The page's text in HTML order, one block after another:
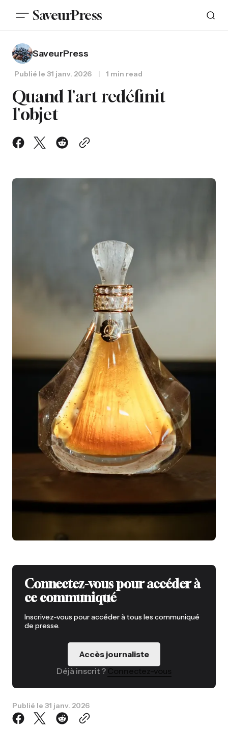
SaveurPress
SaveurPress
Publié le 31 janv. 2026 1 min read
Quand l'art redéfinit
l'objet
Connectez-vous pour accéder à
ce communiqué
Inscrivez-vous pour accéder à tous les communiqué
de presse.
Accès journaliste
Déjà inscrit ?
Publié le 31 janv. 2026